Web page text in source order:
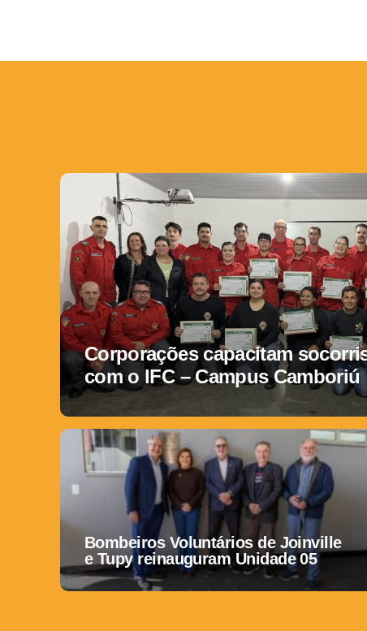
Corporações capacitam
com o IFC – Campus Camboriú
Bombeiros Voluntários de Joinville
e Tupy reinauguram Unidade 05